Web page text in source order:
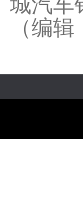
城汽车
（编辑